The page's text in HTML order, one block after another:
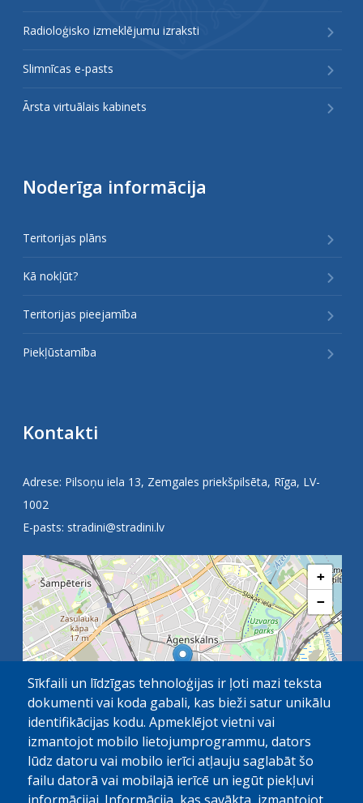
Radioloģisko izmeklējumu izraksti
Slimnīcas e-pasts
Ārsta virtuālais kabinets
Noderīga informācija
Teritorijas plāns
Kā nokļūt?
Teritorijas pieejamība
Piekļūstamība
Kontakti
Adrese: Pilsoņu iela 13, Zemgales priekšpilsēta, Rīga, LV-
1002
E-pasts: stradini@stradini.lv
+
−
1 km OpenStreetMap contributors
Sīkfaili un līdzīgas tehnoloģijas ir ļoti mazi teksta
dokumenti vai koda gabali, kas bieži satur unikālu
identifikācijas kodu. Apmeklējot vietni vai
izmantojot mobilo lietojumprogrammu, dators
lūdz datoru vai mobilo ierīci atļauju saglabāt šo
failu datorā vai mobilajā ierīcē un iegūt piekļuvi